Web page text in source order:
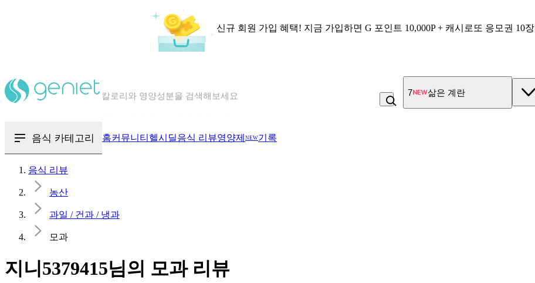
신규 회원 가입 혜택! 지금 가입하면 G 포인트 10,000P + 캐시로또 응모권 10장
혈당 · 다이어트 음식 검색해보세요
7 삶은 계란
음식 카테고리 홈커뮤니티 헬시딜음식 리뷰영양제 NEW기록
음식 리뷰
농산
과일 / 건과 / 냉과
모과
지니5379415님의 모과 리뷰